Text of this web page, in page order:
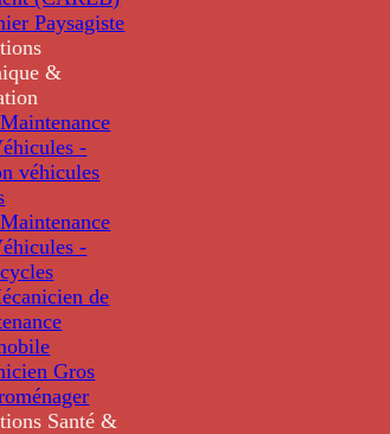
Paysagiste
&
-
véhicules
-
de
Gros
Santé &